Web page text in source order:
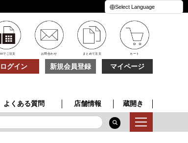
でご注文 お問合わせ まとめて注文 カート
ログイン 新規会員登録 マイページ
よくある質問 店舗情報 蔵開き
夏の贈り物